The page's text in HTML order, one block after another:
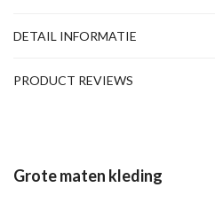
DETAIL INFORMATIE
PRODUCT REVIEWS
Grote maten kleding